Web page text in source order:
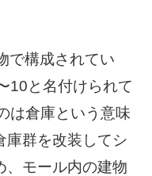
で構成されてい
10と名付けられて
は倉庫という意味
庫群を改装してシ
、モール内の建物